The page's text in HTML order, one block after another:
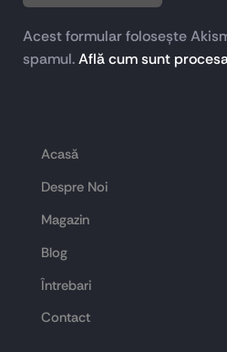
Acest formular folosește
spamul.Află cum sunt
Acasă
Despre Noi
Magazin
Blog
Întrebari
Contact